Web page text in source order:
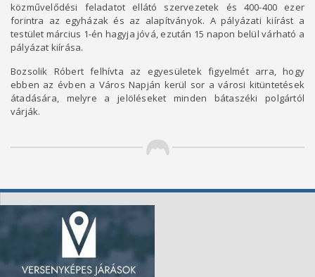
közművelődési feladatot ellátó szervezetek és 400-400 ezer
forintra az egyházak és az alapítványok. A pályázati kiírást a
testület március 1-én hagyja jóvá, ezután 15 napon belül várható a
pályázat kiírása.
Bozsolik Róbert felhívta az egyesületek figyelmét arra, hogy
ebben az évben a Város Napján kerül sor a városi kitüntetések
átadására, melyre a jelöléseket minden bátaszéki polgártól
várják.